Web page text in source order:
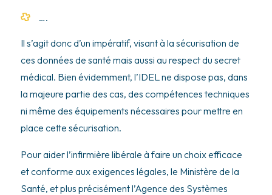
….
Il s’agit donc d’un impératif, visant à la sécurisation de
ces données de santé mais aussi au respect du secret
médical. Bien évidemment, l’IDEL ne dispose pas, dans
la majeure partie des cas, des compétences techniques
ni même des équipements nécessaires pour mettre en
place cette sécurisation.
Pour aider l’infirmière libérale à faire un choix efficace
et conforme aux exigences légales, le Ministère de la
Santé, et plus précisément l’Agence des Systèmes